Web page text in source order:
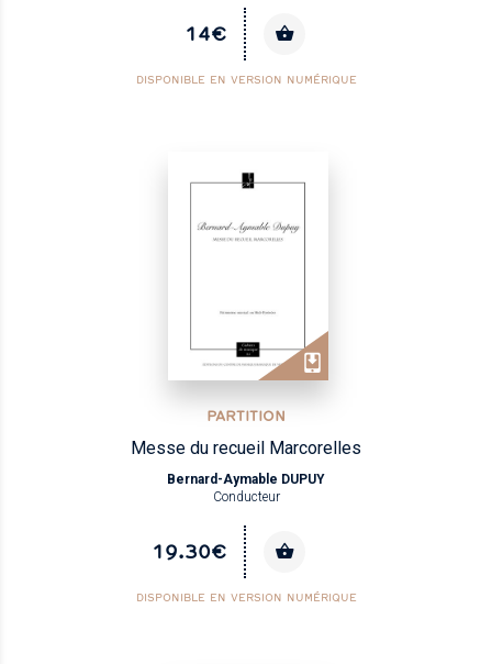
14€
DISPONIBLE EN VERSION NUMÉRIQUE
PARTITION
Messe du recueil Marcorelles
Bernard-Aymable DUPUY
Conducteur
19.30€
DISPONIBLE EN VERSION NUMÉRIQUE